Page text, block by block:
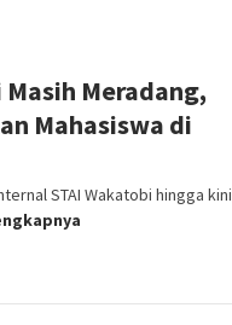
Meradang,
Mahasiswa di
STAI Wakatobi hingga kini